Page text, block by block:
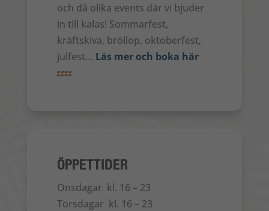
och då olika events där vi bjuder
in till kalas! Sommarfest,
kräftskiva, bröllop, oktoberfest,
julfest… Läs mer och boka här
ÖPPETTIDER
Onsdagar kl. 16 – 23
Torsdagar kl. 16 – 23